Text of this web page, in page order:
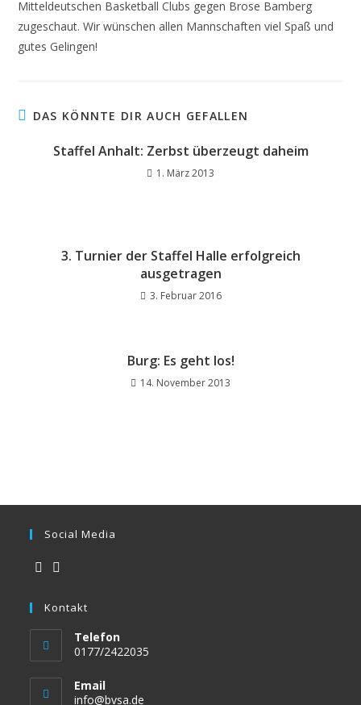
Mitteldeutschen Basketball Clubs gegen Brose Bamberg
zugeschaut. Wir wünschen allen Mannschaften viel Spaß und
gutes Gelingen!
DAS KÖNNTE DIR AUCH GEFALLEN
Staffel Anhalt: Zerbst überzeugt daheim
1. März 2013
3. Turnier der Staffel Halle erfolgreich
ausgetragen
3. Februar 2016
Burg: Es geht los!
14. November 2013
Social Media
a
new
in
a
Kontakt
Telefon
0177/2422035
Email
info@bvsa.de